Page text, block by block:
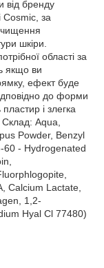
від бренду
Cosmic, за
шкіри.
області за
якщо ви
ефект буде
до форми
і злегка
Aqua,
Powder, Benzyl
60 - Hydrogenated
Calcium Lactate,
1,2-
Hyal Cl 77480)